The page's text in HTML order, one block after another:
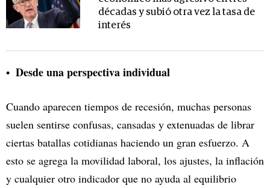
décadas y subió otra vez la tasa de
interés
Desde una perspectiva individual
Cuando aparecen tiempos de recesión, muchas personas
suelen sentirse confusas, cansadas y extenuadas de librar
ciertas batallas cotidianas haciendo un gran esfuerzo. A
esto se agrega la movilidad laboral, los ajustes, la inflación
y cualquier otro indicador que no ayuda al equilibrio